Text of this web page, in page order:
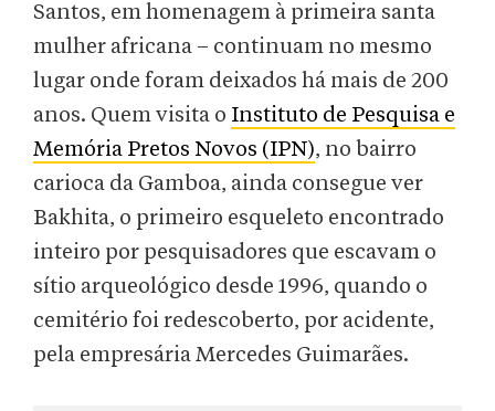
Santos, em homenagem à primeira santa
mulher africana – continuam no mesmo
lugar onde foram deixados há mais de 200
anos. Quem visita o Instituto de Pesquisa e
Memória Pretos Novos (IPN), no bairro
carioca da Gamboa, ainda consegue ver
Bakhita, o primeiro esqueleto encontrado
inteiro por pesquisadores que escavam o
sítio arqueológico desde 1996, quando o
cemitério foi redescoberto, por acidente,
pela empresária Mercedes Guimarães.